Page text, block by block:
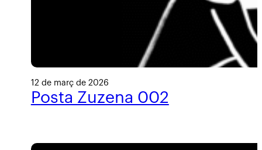
12 de març de 2026
Posta Zuzena 002